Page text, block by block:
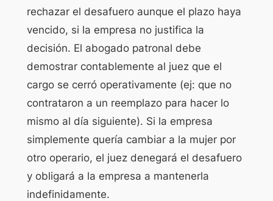
rechazar el desafuero aunque el plazo haya
vencido, si la empresa no justifica la
decisión. El abogado patronal debe
demostrar contablemente al juez que el
cargo se cerró operativamente (ej: que no
contrataron a un reemplazo para hacer lo
mismo al día siguiente). Si la empresa
simplemente quería cambiar a la mujer por
otro operario, el juez denegará el desafuero
y obligará a la empresa a mantenerla
indefinidamente.